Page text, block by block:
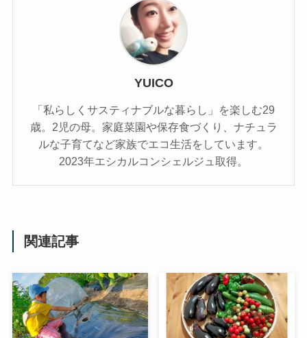
YUICO
「私らしくサスティナブルな暮らし」を楽しむ29
歳。2児の母。家庭菜園や保存食づくり、ナチュラ
ルな子育てなど家族でエコ生活をしています。
2023年エシカルコンシェルジュ取得。
関連記事